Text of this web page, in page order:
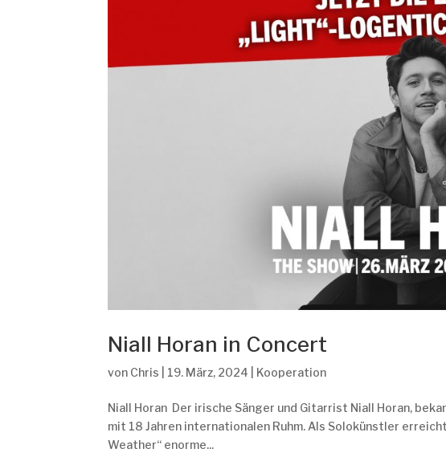
Niall Horan in Concert
von Chris 19. März, 2024 Kooperation
Niall Horan Der irische Sänger und Gitarrist Niall Horan,
mit 18 Jahren internationalen Ruhm. Als Solokünstler
Weather“ enorme...